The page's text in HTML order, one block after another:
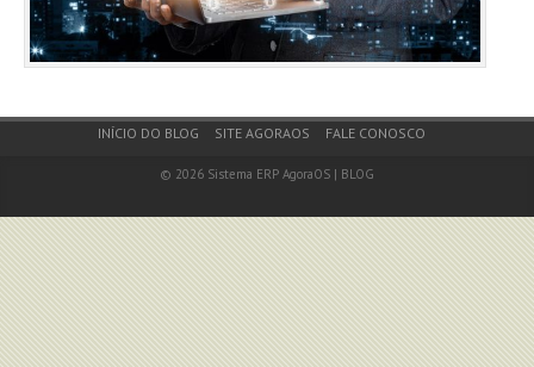
INÍCIO DO BLOG SITE AGORAOS FALE CONOSCO
© 2026 Sistema ERP AgoraOS | BLOG